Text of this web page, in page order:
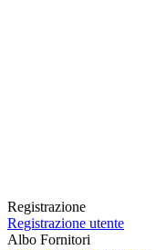
Registrazione
Registrazione utente
Albo Fornitori